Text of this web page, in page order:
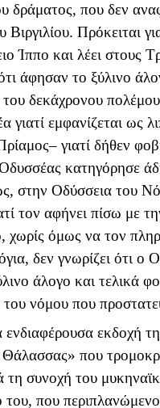
δράματος, που δεν
Πρόκειται
Ίππο και λέει στους
ότι άφησαν το ξύλινο
δεκάχρονου
γιατί εμφανίζεται
γιατί δήθεν
κατηγόρησε
στην Οδύσσεια του
τον αφήνει πίσω με
χωρίς όμως να τον
δεν γνωρίζει ότι ο
άλογο και τελικά
νόμου που
ενδιαφέρουσα
που
τη συνοχή του
που